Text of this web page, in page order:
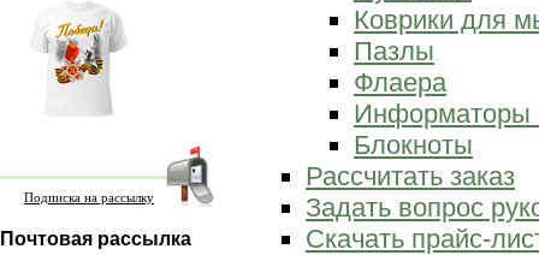
Подписка на рассылку
Почтовая рассылка
Коврики для
Пазлы
Флаера
Информаторы
Блокноты
Рассчитать заказ
Задать вопрос
Скачать прайс-